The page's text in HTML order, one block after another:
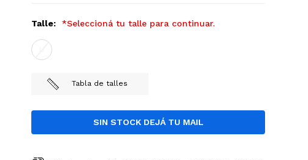
Talle: *Seleccioná tu talle para continuar.
Tabla de talles